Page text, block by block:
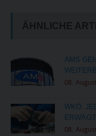
ÄHNLICHE
AMS
08.
WKÖ:
08.